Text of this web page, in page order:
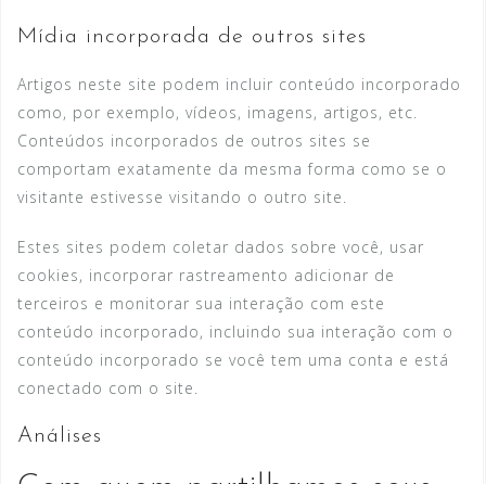
Mídia incorporada de outros sites
Artigos neste site podem incluir conteúdo incorporado
como, por exemplo, vídeos, imagens, artigos, etc.
Conteúdos incorporados de outros sites se
comportam exatamente da mesma forma como se o
visitante estivesse visitando o outro site.
Estes sites podem coletar dados sobre você, usar
cookies, incorporar rastreamento adicionar de
terceiros e monitorar sua interação com este
conteúdo incorporado, incluindo sua interação com o
conteúdo incorporado se você tem uma conta e está
conectado com o site.
Análises